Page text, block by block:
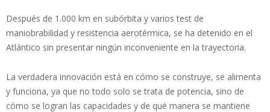
Después de 1.000 km en subórbita y varios test de
maniobrabilidad y resistencia aerotérmica, se ha detenido en el
Atlántico sin presentar ningún inconveniente en la trayectoria.
La verdadera innovación está en cómo se construye, se alimenta
y funciona, ya que no todo solo se trata de potencia, sino de
cómo se logran las capacidades y de qué manera se mantiene